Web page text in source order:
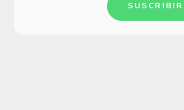
SUSCRIBIR